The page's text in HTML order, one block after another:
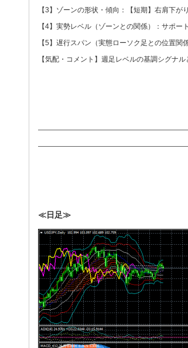
【3】ゾーンの形状・傾向：【短期】右肩下が
【4】実勢レベル（ゾーンとの関係）：サポー
【5】遅行スパン（実態ローソク足との位置
【気配・コメント】週足レベルの基調シグナル
≪日足≫